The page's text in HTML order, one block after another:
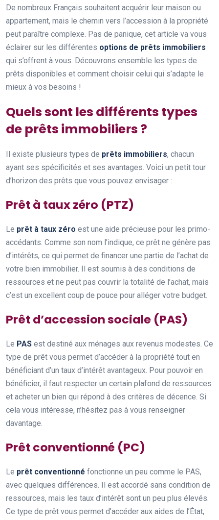
De nombreux Français souhaitent acquérir leur maison ou
appartement, mais le chemin vers l’accession à la propriété
peut paraître complexe. Pas de panique, cet article va vous
éclairer sur les différentes options de prêts immobiliers
qui s’offrent à vous. Découvrons ensemble les types de
prêts disponibles et comment choisir celui qui s’adapte le
mieux à vos besoins !
Quels sont les différents types
de prêts immobiliers ?
Il existe plusieurs types de prêts immobiliers, chacun
ayant ses spécificités et ses avantages. Voici un petit tour
d’horizon des prêts que vous pouvez envisager :
Prêt à taux zéro (PTZ)
Le prêt à taux zéro est une aide précieuse pour les primo-
accédants. Comme son nom l’indique, ce prêt ne génère pas
d’intérêts, ce qui permet de financer une partie de l’achat de
votre bien immobilier. Il est soumis à des conditions de
ressources et ne peut pas couvrir la totalité de l’achat, mais
c’est un excellent coup de pouce pour alléger votre budget.
Prêt d’accession sociale (PAS)
Le PAS est destiné aux ménages aux revenus modestes. Ce
type de prêt vous permet d’accéder à la propriété tout en
bénéficiant d’un taux d’intérêt avantageux. Pour pouvoir en
bénéficier, il faut respecter un certain plafond de ressources
et acheter un bien qui répond à des critères de décence. Si
cela vous intéresse, n’hésitez pas à vous renseigner
davantage.
Prêt conventionné (PC)
Le prêt conventionné fonctionne un peu comme le PAS,
avec quelques différences. Il est accordé sans condition de
ressources, mais les taux d’intérêt sont un peu plus élevés.
Ce type de prêt vous permet d’accéder aux aides de l’État,